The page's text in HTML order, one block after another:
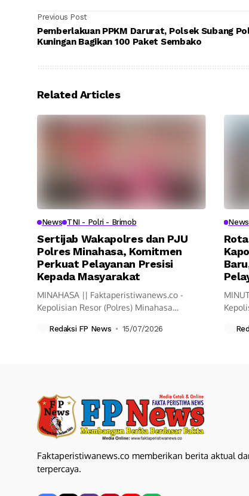
Previous Post
Pemberlakuan PPKM Darurat, Polsek Subang
Kuningan Bagikan 100 Paket Sembako
Related Articles
News TNI - Polri - Brimob
Sertijab Wakapolres dan PJU
Polres Minahasa, Komitmen
Perkuat Pelayanan Presisi
Kepada Masyarakat
MINAHASA || Faktaperistiwanews.co -
Kepolisian Resor (Polres) Minahasa
Jabatan...
Redaksi FP News 15/07/2026
News
Faktaperistiwanews.co memberikan berita aktual
terpercaya.